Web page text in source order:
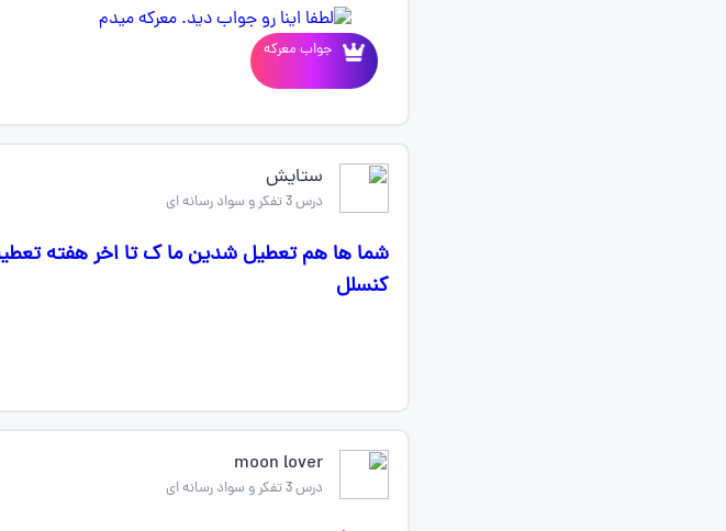
جواب معرکه
ستایش
درس 3 تفکر و سواد رسانه ای
شما ها هم تعطیل شدین ما ک تا اخر هفته
کنسلل
moon lover
درس 3 تفکر و سواد رسانه ای